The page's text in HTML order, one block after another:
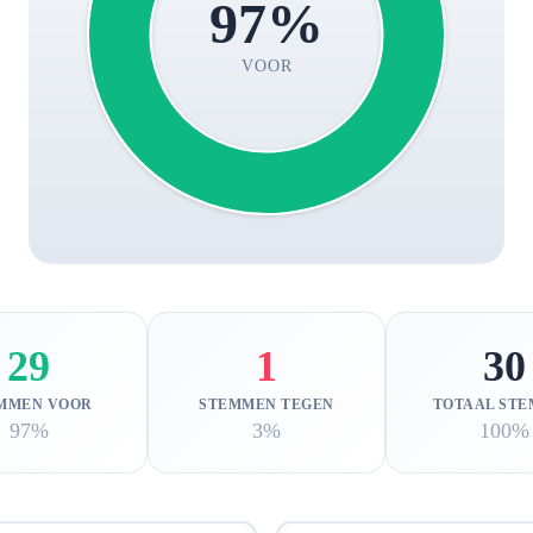
97%
VOOR
29
VOOR
97%
1
STEMMEN TEGEN
3%
30
TOTAAL
100%